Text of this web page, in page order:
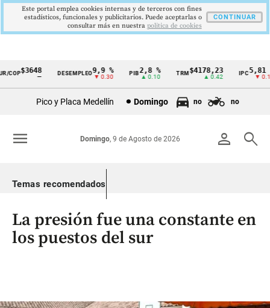
Cintillo
Colombia
$3648 DESEMPLEO 9,9 %
▼ 0.30
PIB2,8 %
▲ 0.10
TRM$4178,23
▲ 0.42
5,81 %
▼ 0.12
Pico y Placa Medellín Domingo no no
person search
Domingo, 9 de Agosto de 2026
menu
Temas recomendados
La presión fue una constante en
los puestos del sur
Este portal emplea cookies internas y de terceros con fines
estadísticos, funcionales y publicitarios. Puede aceptarlas o
consultar más en nuestra politica de cookies
CONTINUAR